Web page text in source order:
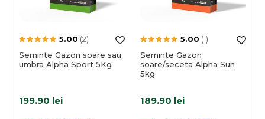
5.00 (2)
Seminte Gazon soare sau
umbra Alpha Sport 5Kg
199.90 lei
5.00 (1)
Seminte Gazon
soare/seceta Alpha Sun
5kg
189.90 lei